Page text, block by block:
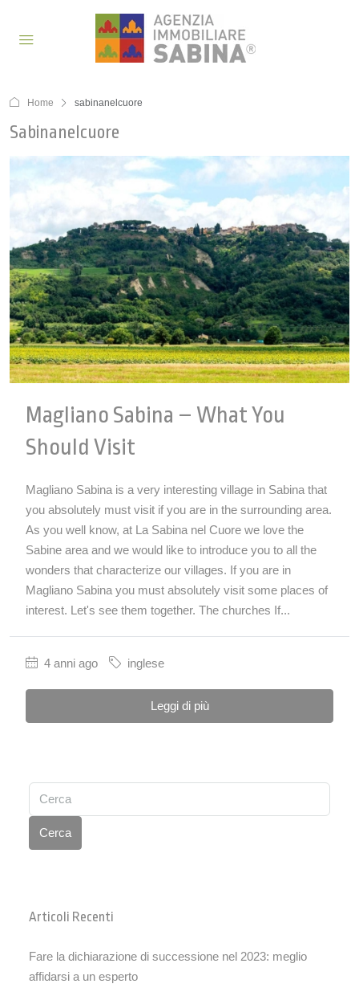
Home sabinanelcuore
Sabinanelcuore
Magliano Sabina – What You
Should Visit
Magliano Sabina is a very interesting village in Sabina that
you absolutely must visit if you are in the surrounding area.
As you well know, at La Sabina nel Cuore we love the
Sabine area and we would like to introduce you to all the
wonders that characterize our villages. If you are in
Magliano Sabina you must absolutely visit some places of
interest. Let's see them together. The churches If...
4 anni ago inglese
Leggi di più
Cerca
Articoli Recenti
Fare la dichiarazione di successione nel 2023: meglio
affidarsi a un esperto